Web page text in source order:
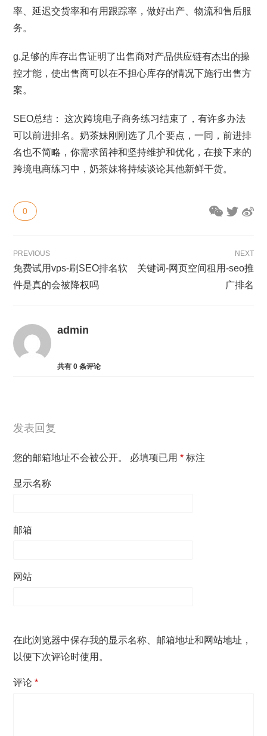
率、延迟交货率和有用跟踪率，做好出产、物流和售后服
务。
g.足够的库存出售证明了出售商对产品供应链有杰出的操
控才能，使出售商可以在不担心库存的情况下施行出售方
案。
SEO总结： 这次跨境电子商务练习结束了，有许多办法
可以前进排名。奶茶妹刚刚选了几个要点，一同，前进排
名也不简略，你需求留神和坚持维护和优化，在接下来的
跨境电商练习中，奶茶妹将持续谈论其他新鲜干货。
0
PREVIOUS
免费试用vps-刷SEO排名软
件是真的会被降权吗
NEXT
关键词-网页空间租用-seo推
广排名
admin
共有0 条评论
发表回复
您的邮箱地址不会被公开。 必填项已用* 标注
显示名称
邮箱
网站
在此浏览器中保存我的显示名称、邮箱地址和网站地址，
以便下次评论时使用。
评论*